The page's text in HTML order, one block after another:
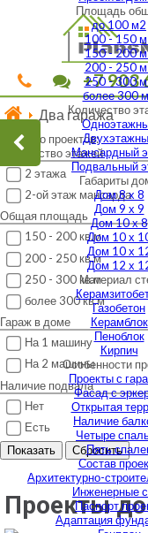
+7 903
Площадь
до 100 м2
100 - 150
150 - 200
200 - 250
250 - 300
более 300
Количество
Мансардный
Подвальный
Габариты
Дом 8 х 8
Дом 9 х 9
Дом 10 х 8
Дом 10 х
Дом 10 х
Дом 12 х
Материал
Газобетон
Керамблок
Пеноблок
Кирпич
Особенности
Проекты с
Фасад с
Открытая
Наличие
Четыре
Пять
Состав
Архитектурно-
Инженерные
Паспорт
Адаптация
Два гаража
Найдено проектов:
Количество этажей
2 этажа
2-ой этаж мансарда
Общая площадь
150 - 200 кв.м
200 - 250 кв.м
250 - 300 кв.м
более 300 кв.м
Гараж в доме
На 1 машину
На 2 машины
Наличие подвала
Нет
Есть
Показать Сбросить
Проекты